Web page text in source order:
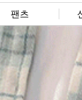
팬츠